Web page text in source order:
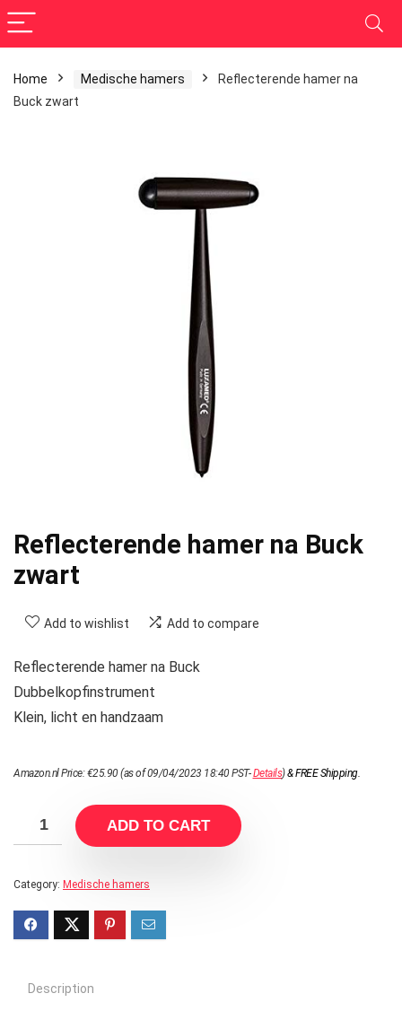
Home Medische hamers
Reflecterende hamer na
Buck zwart
Reflecterende hamer na Buck
zwart
Add to wishlist Add to compare
Reflecterende hamer na Buck
Dubbelkopfinstrument
Klein, licht en handzaam
Amazon.nl Price:€25.90(as of 09/04/2023 18:40 PST-Details)&FREE Shipping.
ADD TO CART
Category: Medische hamers
Description